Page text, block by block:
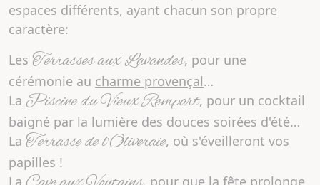
espaces différents, ayant chacun son propre
caractère:
Les Terrasses aux Lavandes, pour une
cérémonie au charme provençal…
La Piscine du Vieux Rempart, pour un cocktail
baigné par la lumière des douces soirées d'été…
La Terrasse de l’Oliveraie, où s'éveilleront vos
papilles !
La
, pour que la fête prolonge